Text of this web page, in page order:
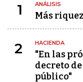
1 ANÁLISIS
Más
2 HACIENDA
"En las
decreto
público"